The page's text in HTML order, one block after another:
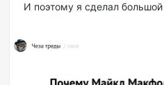
И поэтому я сделал большой